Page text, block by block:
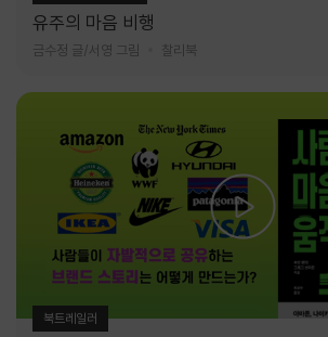
유주의 마음 비행
금수정 글/서영 그림 찰리북
북트레일러